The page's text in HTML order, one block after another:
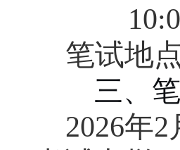
笔试地
三、笔
2026年